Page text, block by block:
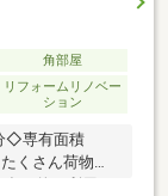
角部屋
リフォームリノベー
ション
◇専有面積
くさん荷物が
目的に利用で